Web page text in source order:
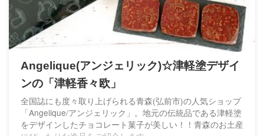
Angelique(アンジェリック)☆津軽塗デザイ
ンの「津軽香々欧」
全国誌にも度々取り上げられる青森(弘前市)の人気ショップ
「Angelique/アンジェリック」。地元の伝統品である津軽塗
をデザインしたチョコレート菓子が美しい！！青森のお土産